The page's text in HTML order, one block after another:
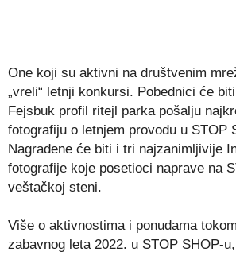
One koji su aktivni na društvenim
„vreli“ letnji konkursi. Pobednici će
Fejsbuk profil ritejl parka pošalju
fotografiju o letnjem provodu u STOP
Nagrađene će biti i tri najzanimljivije
fotografije koje posetioci naprave na
veštačkoj steni.
Više o aktivnostima i ponudama
zabavnog leta 2022. u STOP SHOP-